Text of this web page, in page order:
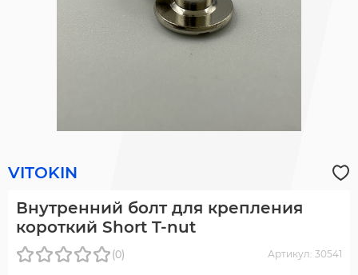
VITOKIN
Внутренний болт для крепления
короткий Short T-nut
(0) Артикул: 30541